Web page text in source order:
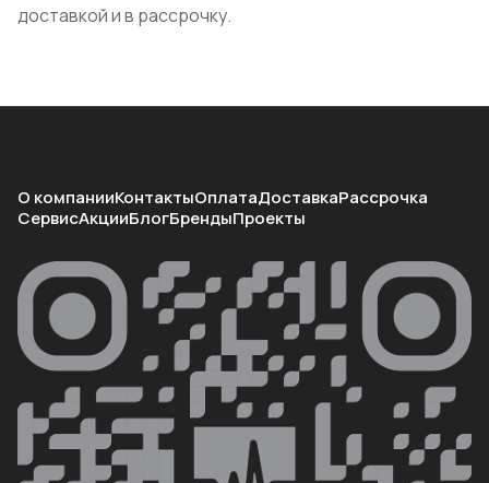
доставкой и в рассрочку.
О компанииКонтактыОплатаДоставкаРассрочка
СервисАкцииБлогБрендыПроекты